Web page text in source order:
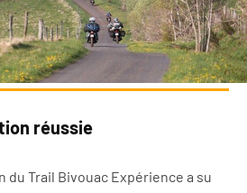
réussie
Trail Bivouac Expérience a su